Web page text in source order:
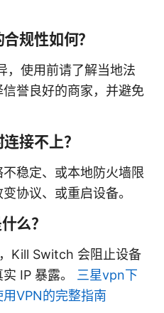
规性如何？
，使用前请了解当地法
誉良好的商家，并避免
接不上？
稳定、或本地防火墙限
协议、或重启设备。
么？
Kill Switch 会阻止设备
IP 暴露。 三星vpn下
VPN的完整指南